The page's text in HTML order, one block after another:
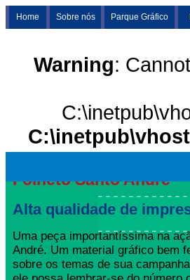
Home Sobre nós Parque Gráfico
Warning:
Folheto Santo André
Alta qualidade de
Uma peça importantíssima na
André. Um material gráfico bem
sobre os temas de sua